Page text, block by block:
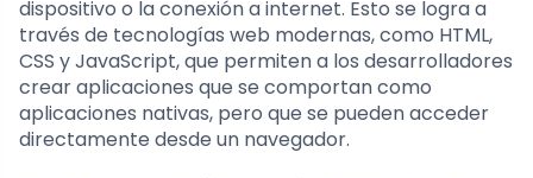
dispositivo o la conexión a internet. Esto se logra a
través de tecnologías web modernas, como HTML,
CSS y JavaScript, que permiten a los desarrolladores
crear aplicaciones que se comportan como
aplicaciones nativas, pero que se pueden acceder
directamente desde un navegador.